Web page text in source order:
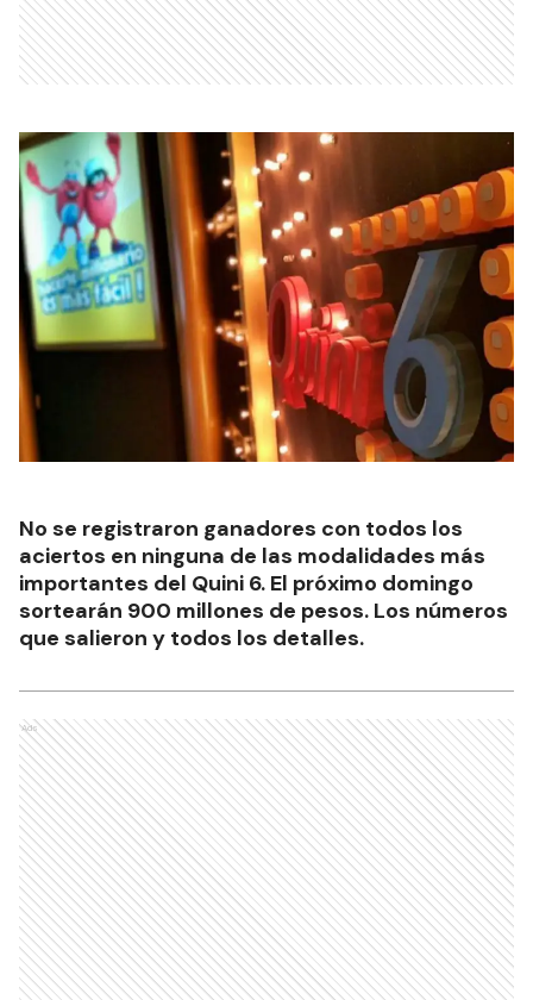
No se registraron ganadores con todos los
aciertos en ninguna de las modalidades más
importantes del Quini 6. El próximo domingo
sortearán 900 millones de pesos. Los números
que salieron y todos los detalles.
Ads